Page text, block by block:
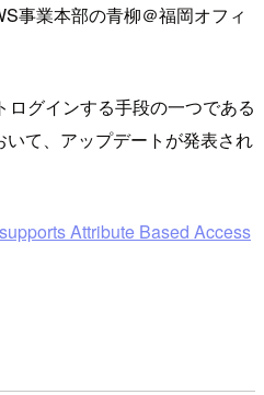
事業本部の青柳＠福岡オフィ
グインする手段の一つである
いて、アップデートが発表され
Attribute Based Access